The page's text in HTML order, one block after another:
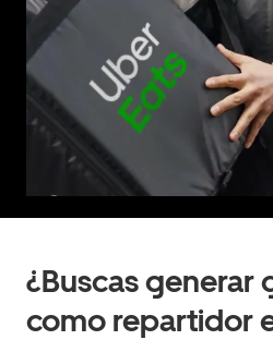
¿Buscas generar
como repartidor